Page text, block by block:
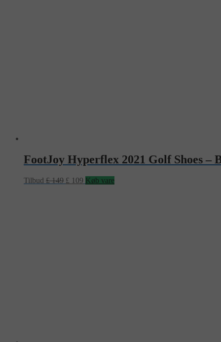
FootJoy Hyperflex 2021 Golf Shoes –
Tilbud £149 £ 109 Køb vare